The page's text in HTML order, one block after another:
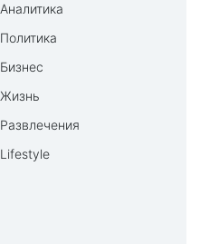
Аналитика
Политика
Бизнес
Жизнь
Развлечения
Lifestyle